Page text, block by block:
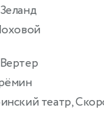
театр,